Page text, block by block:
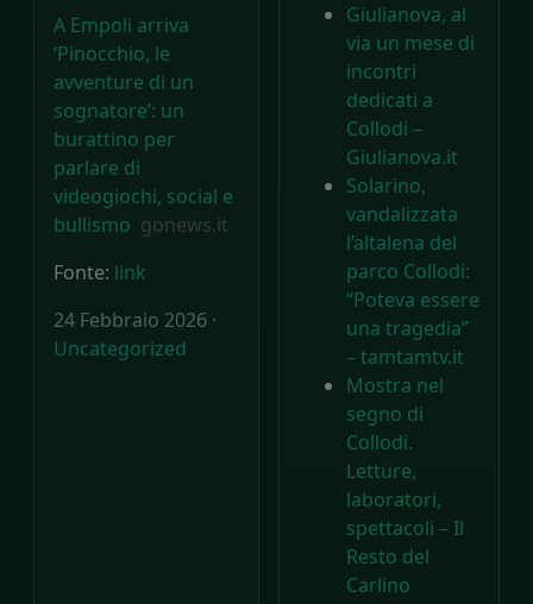
A Empoli arriva
‘Pinocchio, le
avventure di un
sognatore’: un
burattino per
parlare di
videogiochi, social e
bullismo gonews.it
Fonte: link
24 Febbraio 2026 ·
Uncategorized
Giulianova, al
via un mese di
incontri
dedicati a
Collodi –
Giulianova.it
Solarino,
vandalizzata
l’altalena del
parco Collodi:
“Poteva essere
una tragedia”
– tamtamtv.it
Mostra nel
segno di
Collodi.
Letture,
laboratori,
spettacoli – Il
Resto del
Carlino